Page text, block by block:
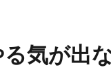
気が出